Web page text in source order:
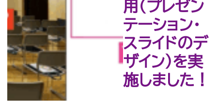
用(プレゼン
テーション・
スライドのデ
ザイン)を実
施しました！